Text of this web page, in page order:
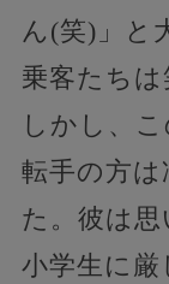
ん(笑)」と
乗客たちは
しかし、
転手の方は
た。彼は思
小学生に厳